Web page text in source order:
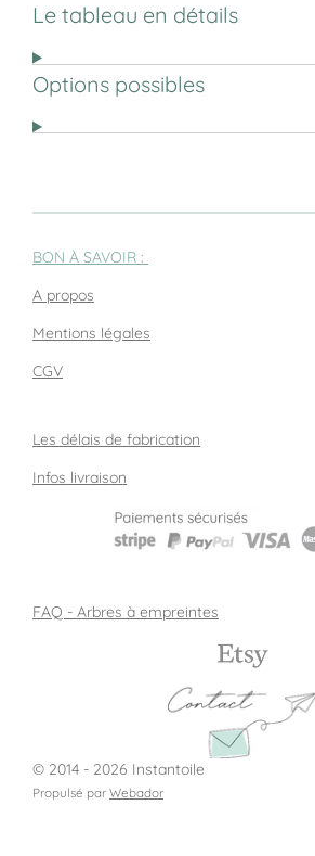
Le tableau en détails
Options possibles
BON À SAVOIR :
A propos
Mentions légales
CGV
Les délais de fabrication
Infos livraison
FAQ - Arbres à empreintes
© 2014 - 2026 Instantoile
Propulsé par Webador